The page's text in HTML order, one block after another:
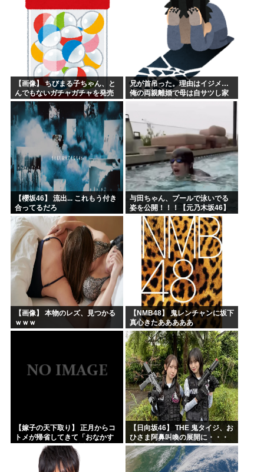
【画像】 ちびまる子ちゃん、と
んでもないガチャガチャを発売
してしまうｗｗｗｗ
兄が首吊った。理由はイジメ…
俺の両親離婚で母は自サツし家
庭崩壊→首謀者を探しだした俺
刑受けた。子に復讐されるだろ...
【櫻坂46】 流出... これもう付き
合ってるだろ
与田ちゃん、プールで泳いでる
姿を公開！！！【元乃木坂46】
【画像】 本物のレズ、見つかる
ｗｗｗ
【NMB48】 鬼レンチャンに坂下
真心きたあああああ
【嫁子の天下取り】 正月からコ
トメが帰省してきて「おなかす
いたぁ～」と子供に返ってる。
旦那もウトメも何もしない。私
にしろって事だよね。でも...
【日向坂46】 THE 鬼タイジ、お
ひさま阿鼻叫喚の展開に・・・
【金村美玖・髙橋未来虹】